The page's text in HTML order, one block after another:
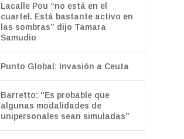
Lacalle Pou “no está en el
cuartel. Está bastante activo en
las sombras” dijo Tamara
Samudio
Punto Global: Invasión a Ceuta
Barretto: "Es probable que
algunas modalidades de
unipersonales sean simuladas”